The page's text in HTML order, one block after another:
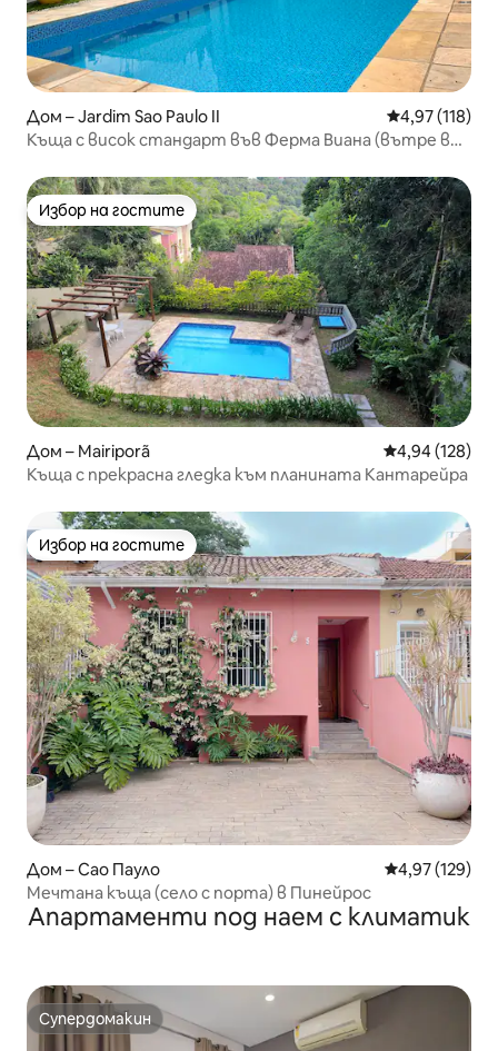
Дом – Jardim Sao Paulo II Средна
4,97 (118)
Къща с висок стандарт във Ферма Виана (вътре в
Избор на гостите
Избор на гостите
Дом – Mairiporã Средна
4,94 (128)
Къща с прекрасна гледка към планината Кантарейра
Избор на гостите
Избор на гостите
Дом – Сао Пауло Средна
4,97 (129)
Мечтана къща (село с порта) в Пинейрос
Апартаменти под наем с климатик
Супердомакин
Супердомакин